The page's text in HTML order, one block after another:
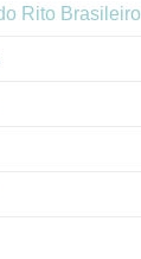
Rito Brasileiro